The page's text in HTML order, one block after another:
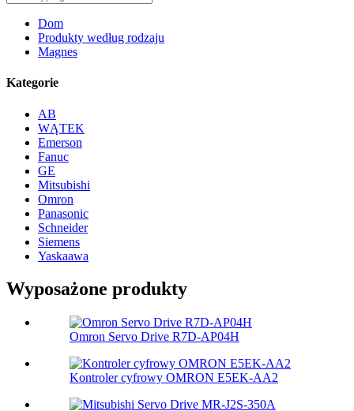
Dom
Produkty według rodzaju
Magnes
Kategorie
AB
WĄTEK
Emerson
Fanuc
GE
Mitsubishi
Omron
Panasonic
Schneider
Siemens
Yaskaawa
Wyposażone produkty
Omron Servo Drive R7D-AP04H
Kontroler cyfrowy OMRON E5EK-AA2